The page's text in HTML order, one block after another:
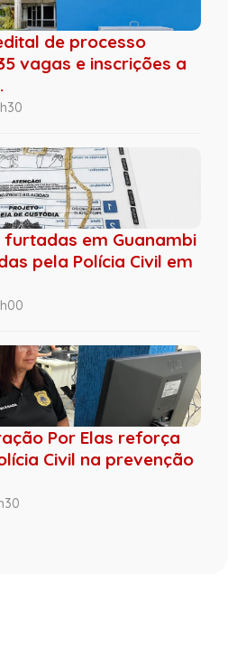
de processo
vagas e inscrições a
em Guanambi
pela Polícia Civil em
Por Elas reforça
Civil na prevenção